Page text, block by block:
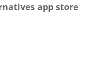
app store